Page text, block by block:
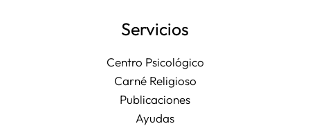
Servicios
Centro Psicológico
Carné Religioso
Publicaciones
Ayudas